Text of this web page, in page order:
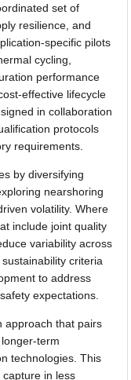
set of
resilience, and
specific pilots
cycling,
performance
effective lifecycle
in collaboration
protocols
requirements.
by diversifying
nearshoring
volatility. Where
include joint quality
variability across
criteria
to address
expectations.
approach that pairs
term
technologies. This
in less